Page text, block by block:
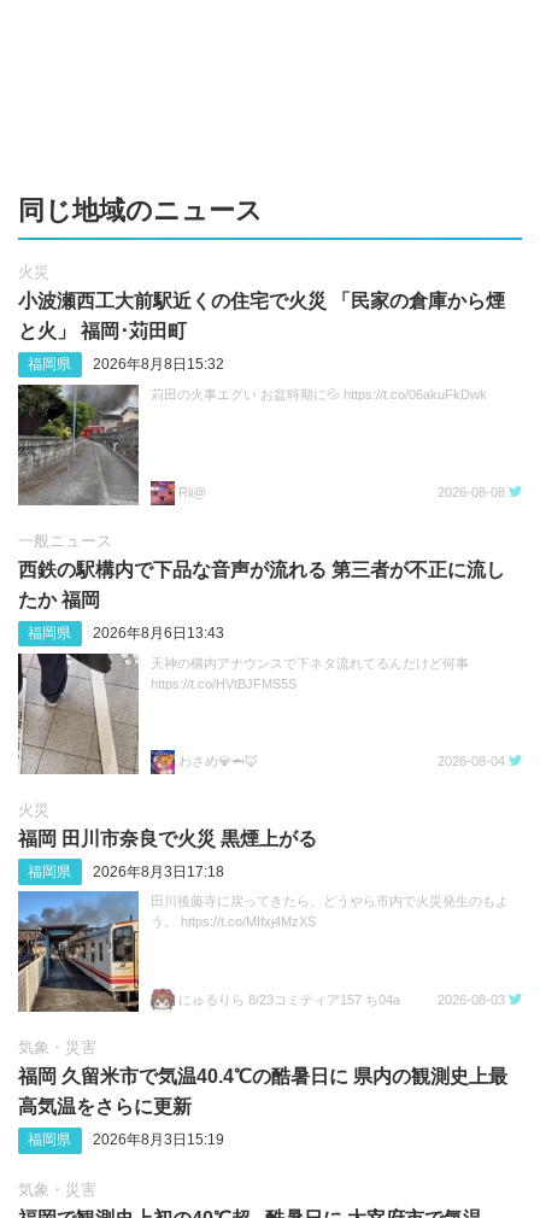
同じ地域のニュース
火災
小波瀬西工大前駅近くの住宅で火災 「民家の倉庫から煙
と火」 福岡･苅田町
福岡県 2026年8月8日15:32
苅田の火事エグい お盆時期に💦 https://t.co/06akuFkDwk
Rii@ 2026-08-08
一般ニュース
西鉄の駅構内で下品な音声が流れる 第三者が不正に流し
たか 福岡
福岡県 2026年8月6日13:43
天神の構内アナウンスで下ネタ流れてるんだけど何事
https://t.co/HVtBJFMS5S
わさめ💎🦈🦊 2026-08-04
火災
福岡 田川市奈良で火災 黒煙上がる
福岡県 2026年8月3日17:18
田川後藤寺に戻ってきたら、どうやら市内で火災発生のもよ
う。 https://t.co/MIfxj4MzXS
にゅるりら 8/23コミティア157 ち04a 2026-08-03
気象・災害
福岡 久留米市で気温40.4℃の酷暑日に 県内の観測史上最
高気温をさらに更新
福岡県 2026年8月3日15:19
気象・災害